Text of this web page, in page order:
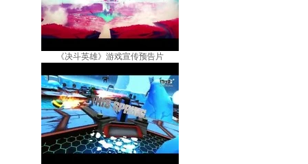
《决斗英雄》游戏宣传预告片